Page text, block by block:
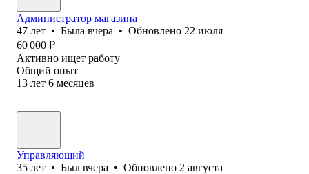
Администратор магазина
47 лет • Была вчера • Обновлено 22 июля
60 000 ₽
Активно ищет работу
Общий опыт
13 лет 6 месяцев
Управляющий
35 лет • Был вчера • Обновлено 2 августа